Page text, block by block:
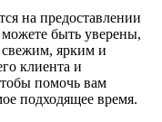
на предоставлении
быть уверены,
свежим, ярким и
клиента и
помочь вам
подходящее время.